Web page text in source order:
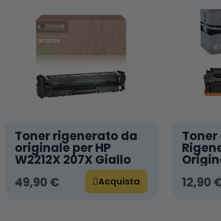
Toner rigenerato da
originale per HP
W2212X 207X Giallo
49,90 €
Acquista
Toner
12,90